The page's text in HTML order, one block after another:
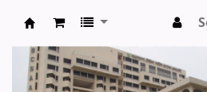
BCS Administration